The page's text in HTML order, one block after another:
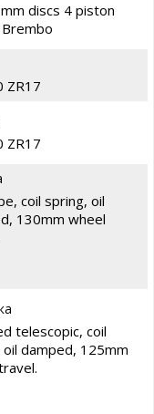
discs 4 piston
ZR17
ZR17
coil spring, oil
130mm wheel
telescopic, coil
damped, 125mm